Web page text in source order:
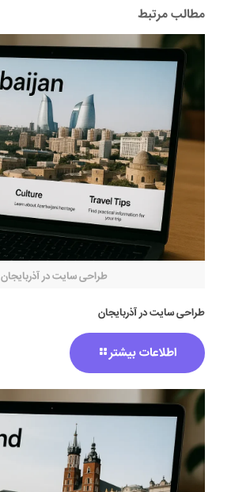
مطالب مرتبط
طراحی سایت در آذربایجان
طراحی سایت در آذربایجان
اطلاعات بیشتر